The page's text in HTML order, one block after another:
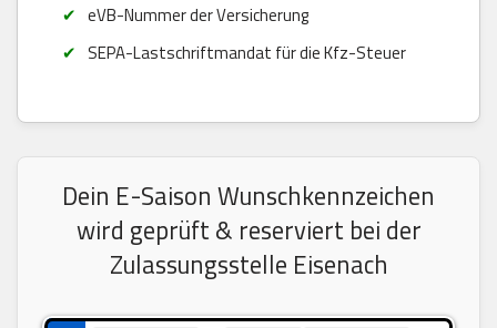
eVB-Nummer der Versicherung
SEPA-Lastschriftmandat für die Kfz-Steuer
Dein E-Saison Wunschkennzeichen
wird geprüft & reserviert bei der
Zulassungsstelle Eisenach